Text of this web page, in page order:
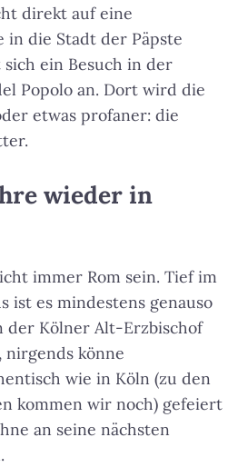
direkt auf eine
in die Stadt der Päpste
ein Besuch in der
Popolo an. Dort wird die
etwas profaner: die
wieder in
immer Rom sein. Tief im
ist es mindestens genauso
der Kölner Alt-Erzbischof
könne
wie in Köln (zu den
kommen wir noch) gefeiert
an seine nächsten